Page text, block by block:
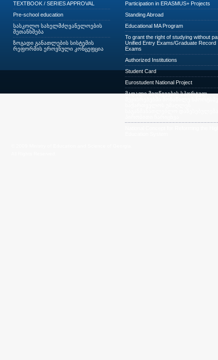
TEXTBOOK / SERIES APPROVAL
Pre-school education
სასკოლო სახელმძღვანელოების
შეთანხმება
ზოგადი განათლების სისტემის
რეფორმის ეროვნული კონცეფცია
Participation in ERASMUS+ Projects
Standing Abroad
Educational MA Program
To grant the right of studying without
Unified Entry Exams/Graduate Record
Exams
Authorized Institutions
Student Card
Eurostudent National Project
მაღალი მიღწევების სპორტულ